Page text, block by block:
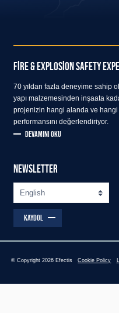
FIRE & EXPLOSION SAFETY
70 yıldan fazla deneyime sahip
yapı malzemesinden inşaata
projenizin hangi alanda ve hangi
performansını değerlendiriyor.
DEVAMINI OKU
NEWSLETTER
KAYDOL
© Copyright 2026 Efectis Cookie Policy